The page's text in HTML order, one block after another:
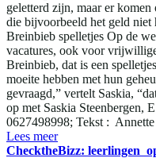
geletterd zijn, maar er
die bijvoorbeeld het geld niet
Breinbieb spelletjes Op de
vacatures, ook voor
Breinbieb, dat is een
moeite hebben met hun
gevraagd,” vertelt Saskia,
op met Saskia Steenbergen,
0627498998; Tekst :
Lees meer
ChecktheBizz: leerlingen